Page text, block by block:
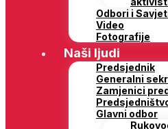
Odbori i
Video
Fotografije
Naši ljudi
Predsjednik
Generalni
Zamjenici
Glavni odbor